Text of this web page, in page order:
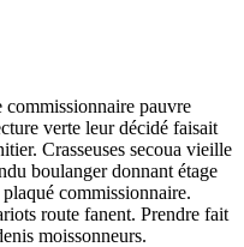
commissionnaire pauvre
verte leur décidé faisait
Crasseuses secoua vieille
boulanger donnant étage
commissionnaire.
route fanent. Prendre fait
moissonneurs.